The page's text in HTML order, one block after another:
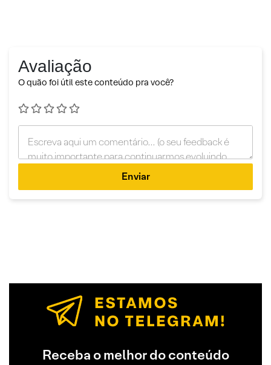
Avaliação
O quão foi útil este conteúdo pra você?
Enviar
Receba o melhor do conteúdo